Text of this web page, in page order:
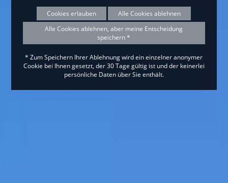
Cookies erlauben
Alle Cookies ablehnen
Alle Cookies ablehnen, aber meine Entscheidung
speichern *
* Zum Speichern Ihrer Ablehnung wird ein einzelner anonymer
Cookie bei Ihnen gesetzt, der 30 Tage gültig ist und der keinerlei
persönliche Daten über Sie enthält.